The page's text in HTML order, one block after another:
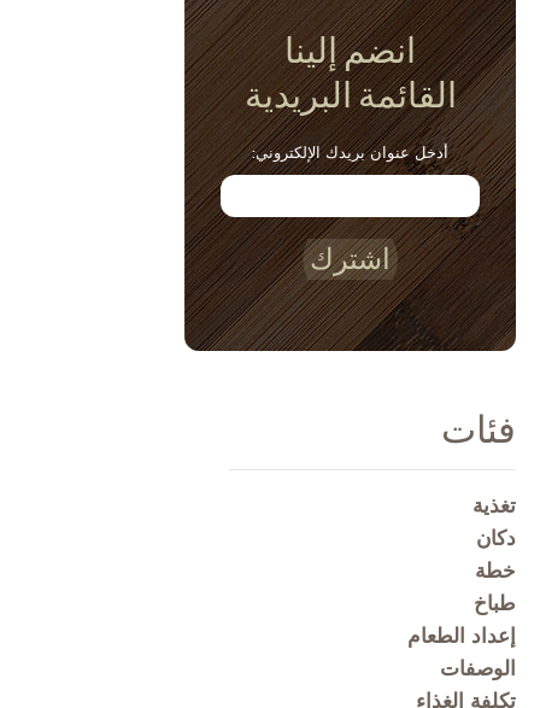
انضم إلينا
القائمة البريدية
أدخل عنوان بريدك الإلكتروني:
اشترك
فئات
تغذية
دكان
خطة
طباخ
إعداد الطعام
الوصفات
تكلفة الغذاء